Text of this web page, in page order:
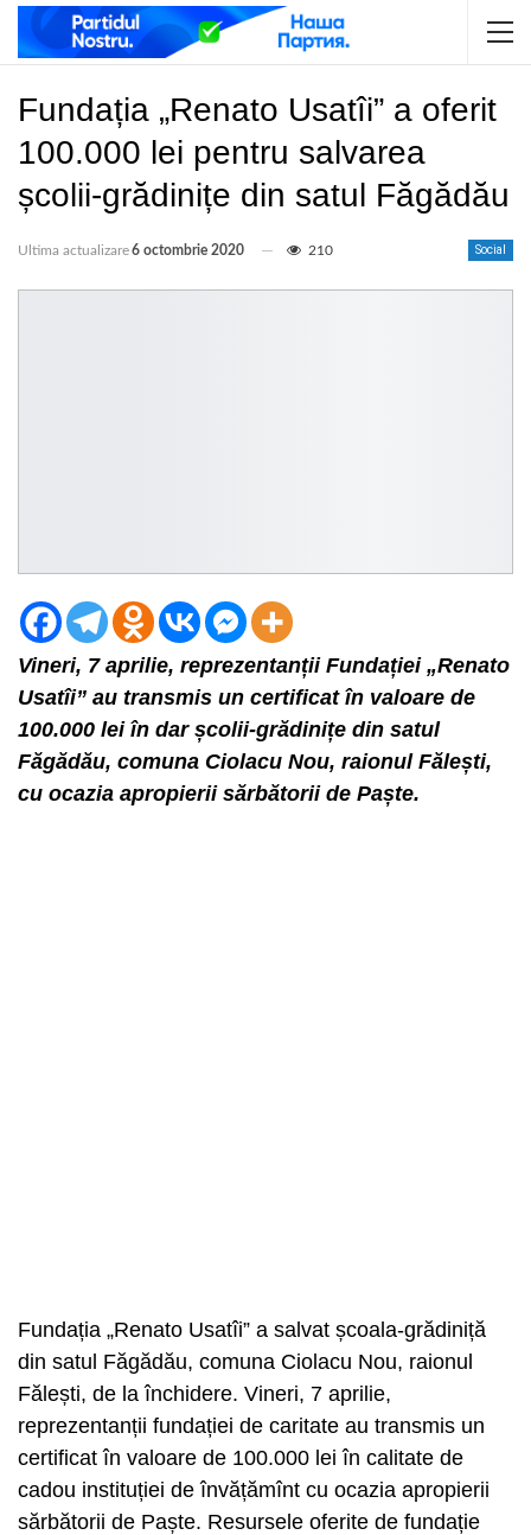
Fundația „Renato Usatîi” a oferit
100.000 lei pentru salvarea
școlii-grădinițe din satul Făgădău
Social
Ultima actualizare6 octombrie 2020 210
Vineri, 7 aprilie, reprezentanții Fundației „Renato
Usatîi” au transmis un certificat în valoare de
100.000 lei în dar școlii-grădinițe din satul
Făgădău, comuna Ciolacu Nou, raionul Fălești,
cu ocazia apropierii sărbătorii de Paște.
Fundația „Renato Usatîi” a salvat școala-grădiniță
din satul Făgădău, comuna Ciolacu Nou, raionul
Fălești, de la închidere. Vineri, 7 aprilie,
reprezentanții fundației de caritate au transmis un
certificat în valoare de 100.000 lei în calitate de
cadou instituției de învățămînt cu ocazia apropierii
sărbătorii de Paște. Resursele oferite de fundație